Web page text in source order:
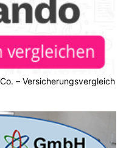
– Versicherungsvergleich